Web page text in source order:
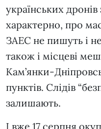
українських
характерно, про
ЗАЕС не пишуть і
також і місцеві
Кам’янки-
пунктів. Слідів
залишають.
І вже 17 серпня